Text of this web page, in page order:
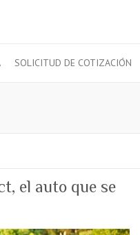
SOLICITUD DE COTIZACIÓN
el auto que se